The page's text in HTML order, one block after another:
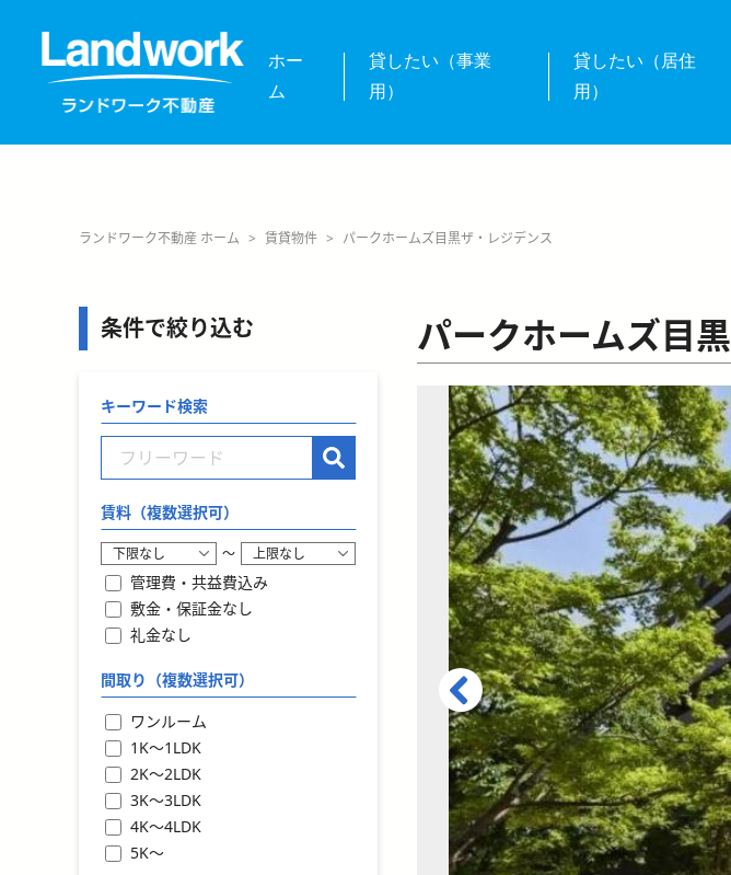
ホー
ム
貸したい（事業
用）
貸したい（居住
用）
ランドワーク不動産 ホーム > 賃貸物件 > パークホームズ目黒ザ・レジデンス
パークホームズ目
条件で絞り込む
キーワード検索
賃料（複数選択可）
〜
管理費・共益費込み
敷金・保証金なし
礼金なし
間取り（複数選択可）
ワンルーム
1K〜1LDK
2K〜2LDK
3K〜3LDK
4K〜4LDK
5K〜